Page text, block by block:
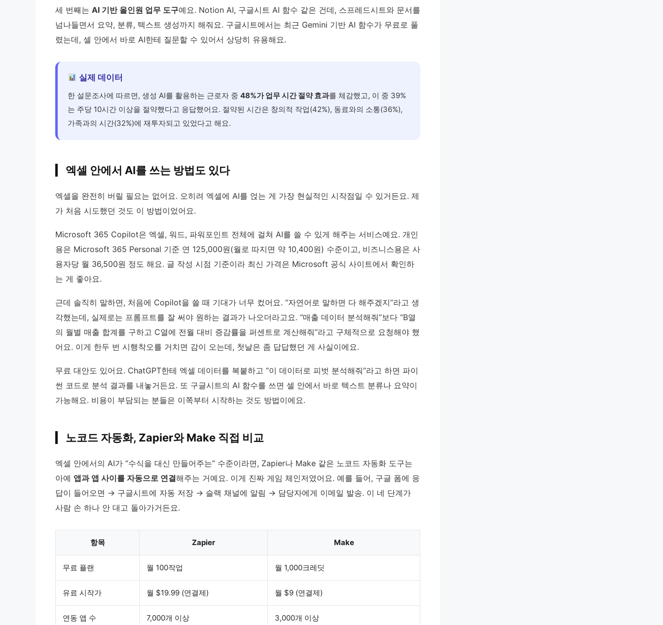
세 번째는 AI 기반 올인원 업무 도구예요. Notion AI, 구글시트 AI 함수 같은 건데, 스프레드시트와 문서를
넘나들면서 요약, 분류, 텍스트 생성까지 해줘요. 구글시트에서는 최근 Gemini 기반 AI 함수가 무료로 풀
렸는데, 셀 안에서 바로 AI한테 질문할 수 있어서 상당히 유용해요.
실제 데이터
한 설문조사에 따르면, 생성 AI를 활용하는 근로자 중 48%가 업무 시간 절약 효과를 체감했고, 이 중 39%
는 주당 10시간 이상을 절약했다고 응답했어요. 절약된 시간은 창의적 작업(42%), 동료와의 소통(36%),
가족과의 시간(32%)에 재투자되고 있었다고 해요.
엑셀 안에서 AI를 쓰는 방법도 있다
엑셀을 완전히 버릴 필요는 없어요. 오히려 엑셀에 AI를 얹는 게 가장 현실적인 시작점일 수 있거든요. 제
가 처음 시도했던 것도 이 방법이었어요.
Microsoft 365 Copilot은 엑셀, 워드, 파워포인트 전체에 걸쳐 AI를 쓸 수 있게 해주는 서비스예요. 개인
용은 Microsoft 365 Personal 기준 연 125,000원(월로 따지면 약 10,400원) 수준이고, 비즈니스용은 사
용자당 월 36,500원 정도 해요. 글 작성 시점 기준이라 최신 가격은 Microsoft 공식 사이트에서 확인하
는 게 좋아요.
근데 솔직히 말하면, 처음에 Copilot을 쓸 때 기대가 너무 컸어요. “자연어로 말하면 다 해주겠지”라고 생
각했는데, 실제로는 프롬프트를 잘 써야 원하는 결과가 나오더라고요. “매출 데이터 분석해줘”보다 “B열
의 월별 매출 합계를 구하고 C열에 전월 대비 증감률을 퍼센트로 계산해줘”라고 구체적으로 요청해야 했
어요. 이게 한두 번 시행착오를 거치면 감이 오는데, 첫날은 좀 답답했던 게 사실이에요.
무료 대안도 있어요. ChatGPT한테 엑셀 데이터를 복붙하고 “이 데이터로 피벗 분석해줘”라고 하면 파이
썬 코드로 분석 결과를 내놓거든요. 또 구글시트의 AI 함수를 쓰면 셀 안에서 바로 텍스트 분류나 요약이
가능해요. 비용이 부담되는 분들은 이쪽부터 시작하는 것도 방법이에요.
노코드 자동화, Zapier와 Make 직접 비교
엑셀 안에서의 AI가 “수식을 대신 만들어주는” 수준이라면, Zapier나 Make 같은 노코드 자동화 도구는
아예 앱과 앱 사이를 자동으로 연결해주는 거예요. 이게 진짜 게임 체인저였어요. 예를 들어, 구글 폼에 응
답이 들어오면 → 구글시트에 자동 저장 → 슬랙 채널에 알림 → 담당자에게 이메일 발송. 이 네 단계가
사람 손 하나 안 대고 돌아가거든요.
항목 Zapier Make
무료 플랜 월 100작업 월 1,000크레딧
유료 시작가 월 $19.99 (연결제) 월 $9 (연결제)
연동 앱 수 7,000개 이상 3,000개 이상